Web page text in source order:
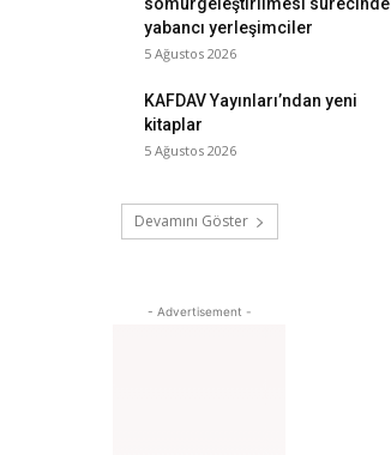
yabancı yerleşimciler
5 Ağustos 2026
KAFDAV Yayınları’ndan yeni
kitaplar
5 Ağustos 2026
Devamını Göster
- Advertisement -